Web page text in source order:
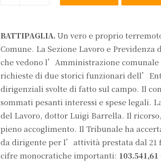
BATTIPAGLIA. Un vero e proprio
Comune. La Sezione Lavoro e
che vedono l’Amministrazione
richieste di due storici funzionari
dirigenziali svolte di fatto sul campo. Il
sommati pesanti interessi e spese legali.
del Lavoro, dottor Luigi Barrella. Il
pieno accoglimento. Il Tribunale ha
da dirigente per l’attività prestata dal 21
cifre monocratiche importanti: